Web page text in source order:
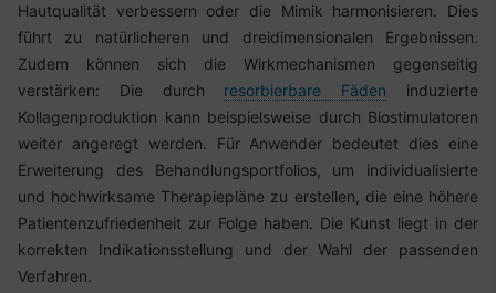
Hautqualität verbessern oder die Mimik harmonisieren. Dies
führt zu natürlicheren und dreidimensionalen Ergebnissen.
Zudem können sich die Wirkmechanismen gegenseitig
verstärken: Die durch resorbierbare Fäden induzierte
Kollagenproduktion kann beispielsweise durch Biostimulatoren
weiter angeregt werden. Für Anwender bedeutet dies eine
Erweiterung des Behandlungsportfolios, um individualisierte
und hochwirksame Therapiepläne zu erstellen, die eine höhere
Patientenzufriedenheit zur Folge haben. Die Kunst liegt in der
korrekten Indikationsstellung und der Wahl der passenden
Verfahren.